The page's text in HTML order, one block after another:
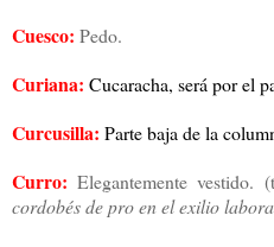
Cuesco: Pedo.
Curiana: Cucaracha, será por el
Curcusilla: Parte baja de la
Curro: Elegantemente vestido.
cordobés de pro en el exilio